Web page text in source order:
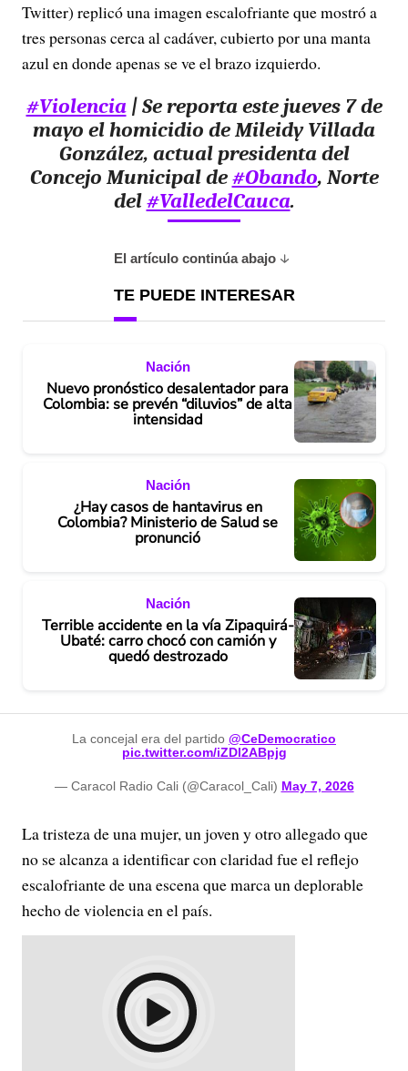
Twitter) replicó una imagen escalofriante que mostró a
tres personas cerca al cadáver, cubierto por una manta
azul en donde apenas se ve el brazo izquierdo.
#Violencia| Se reporta este jueves 7 de
mayo el homicidio de Mileidy Villada
González, actual presidenta del
Concejo Municipal de#Obando, Norte
del#ValledelCauca.
El artículo continúa abajo
TE PUEDE INTERESAR
Nación
Nuevo pronóstico desalentador para
Colombia: se prevén “diluvios” de alta
intensidad
Nación
¿Hay casos de hantavirus en
Colombia? Ministerio de Salud se
pronunció
Nación
Terrible accidente en la vía Zipaquirá-
Ubaté: carro chocó con camión y
quedó destrozado
La concejal era del partido @CeDemocratico
pic.twitter.com/iZDl2ABpjg
— Caracol Radio Cali (@Caracol_Cali) May 7, 2026
La tristeza de una mujer, un joven y otro allegado que
no se alcanza a identificar con claridad fue el reflejo
escalofriante de una escena que marca un deplorable
hecho de violencia en el país.